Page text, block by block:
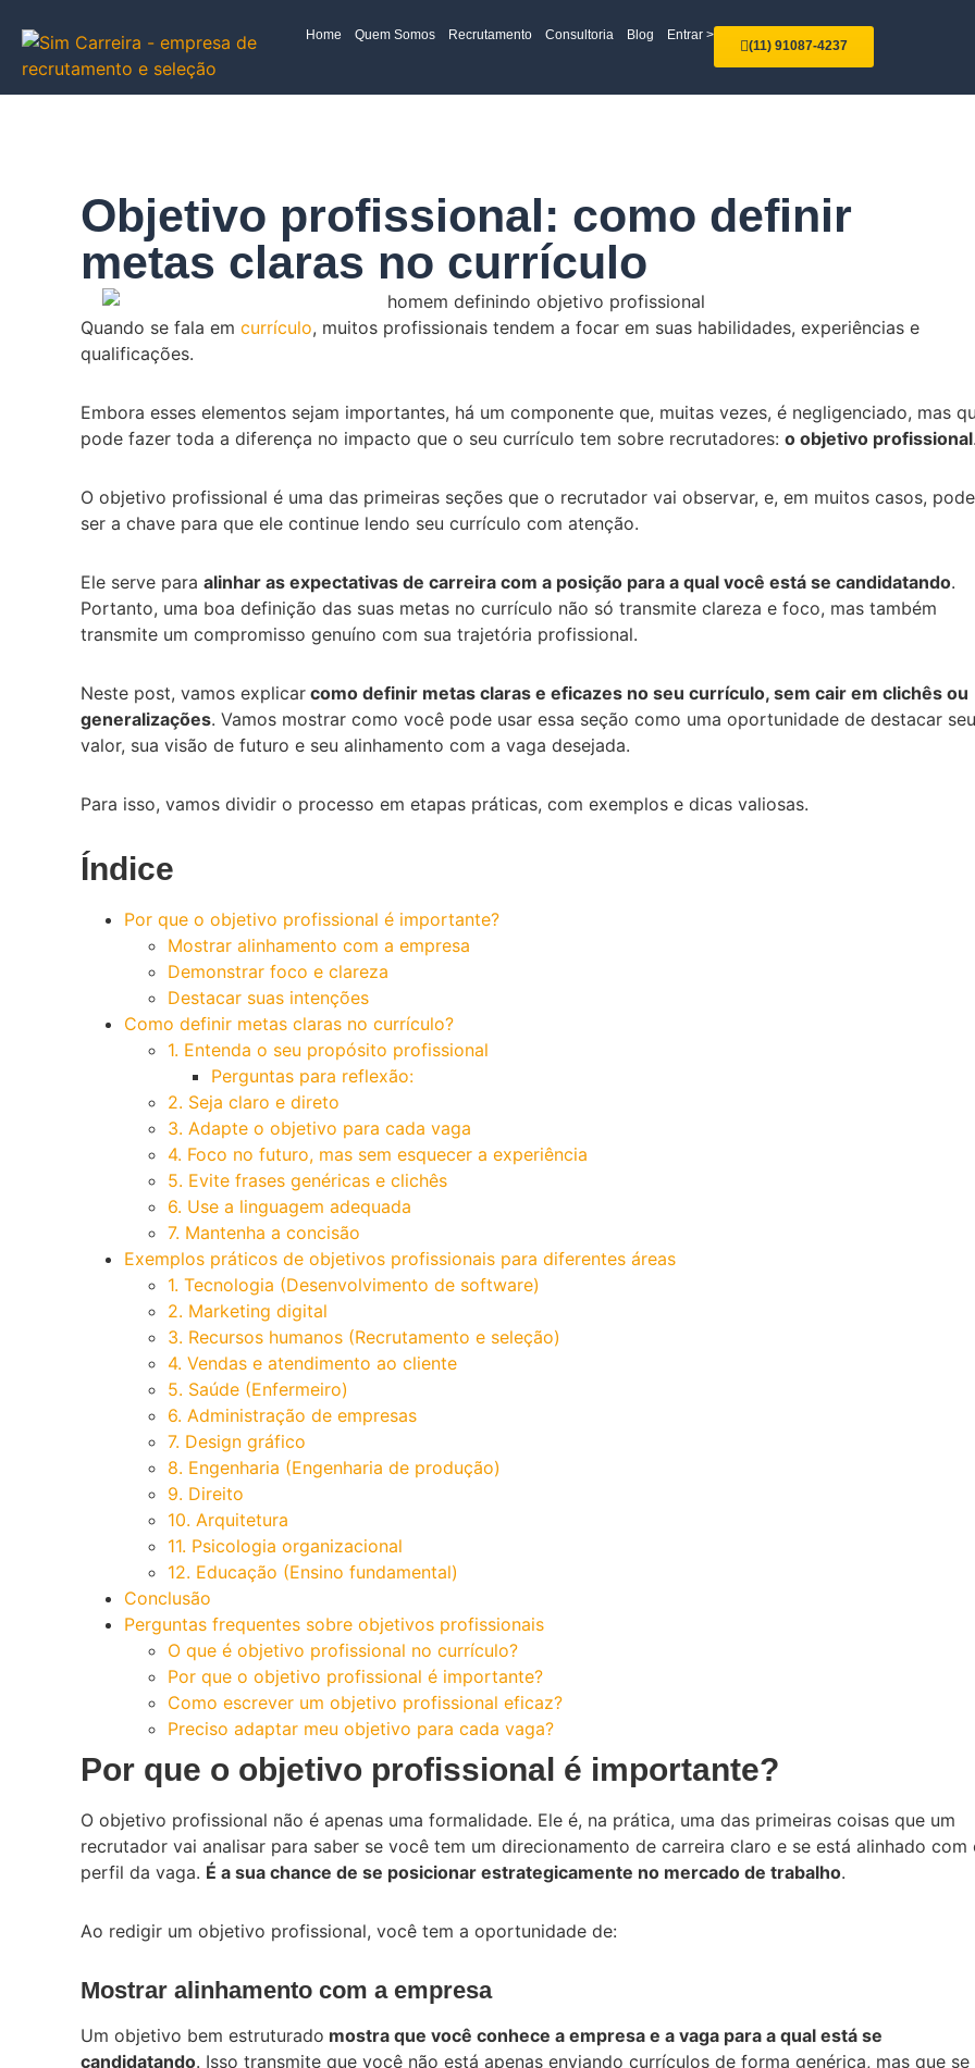
Home Quem Somos Recrutamento Consultoria Blog Entrar >
(11) 91087-4237
Objetivo profissional: como definir
metas claras no currículo
Quando se fala em currículo, muitos profissionais tendem a focar em suas habilidades, experiências e
qualificações.
Embora esses elementos sejam importantes, há um componente que, muitas vezes, é negligenciado, mas
pode fazer toda a diferença no impacto que o seu currículo tem sobre recrutadores: o objetivo profissional
O objetivo profissional é uma das primeiras seções que o recrutador vai observar, e, em muitos casos, pode
ser a chave para que ele continue lendo seu currículo com atenção.
Ele serve para alinhar as expectativas de carreira com a posição para a qual você está se candidatando.
Portanto, uma boa definição das suas metas no currículo não só transmite clareza e foco, mas também
transmite um compromisso genuíno com sua trajetória profissional.
Neste post, vamos explicarcomo definir metas claras e eficazes no seu currículo, sem cair em clichês ou
generalizações. Vamos mostrar como você pode usar essa seção como uma oportunidade de destacar seu
valor, sua visão de futuro e seu alinhamento com a vaga desejada.
Para isso, vamos dividir o processo em etapas práticas, com exemplos e dicas valiosas.
Índice
Por que o objetivo profissional é importante?
Mostrar alinhamento com a empresa
Demonstrar foco e clareza
Destacar suas intenções
Como definir metas claras no currículo?
1. Entenda o seu propósito profissional
Perguntas para reflexão:
2. Seja claro e direto
3. Adapte o objetivo para cada vaga
4. Foco no futuro, mas sem esquecer a experiência
5. Evite frases genéricas e clichês
6. Use a linguagem adequada
7. Mantenha a concisão
Exemplos práticos de objetivos profissionais para diferentes áreas
1. Tecnologia (Desenvolvimento de software)
2. Marketing digital
3. Recursos humanos (Recrutamento e seleção)
4. Vendas e atendimento ao cliente
5. Saúde (Enfermeiro)
6. Administração de empresas
7. Design gráfico
8. Engenharia (Engenharia de produção)
9. Direito
10. Arquitetura
11. Psicologia organizacional
12. Educação (Ensino fundamental)
Conclusão
Perguntas frequentes sobre objetivos profissionais
O que é objetivo profissional no currículo?
Por que o objetivo profissional é importante?
Como escrever um objetivo profissional eficaz?
Preciso adaptar meu objetivo para cada vaga?
Por que o objetivo profissional é importante?
O objetivo profissional não é apenas uma formalidade. Ele é, na prática, uma das primeiras coisas que um
recrutador vai analisar para saber se você tem um direcionamento de carreira claro e se está alinhado com
perfil da vaga. É a sua chance de se posicionar estrategicamente no mercado de trabalho.
Ao redigir um objetivo profissional, você tem a oportunidade de:
Mostrar alinhamento com a empresa
Um objetivo bem estruturado mostra que você conhece a empresa e a vaga para a qual está se
candidatando. Isso transmite que você não está apenas enviando currículos de forma genérica, mas que se